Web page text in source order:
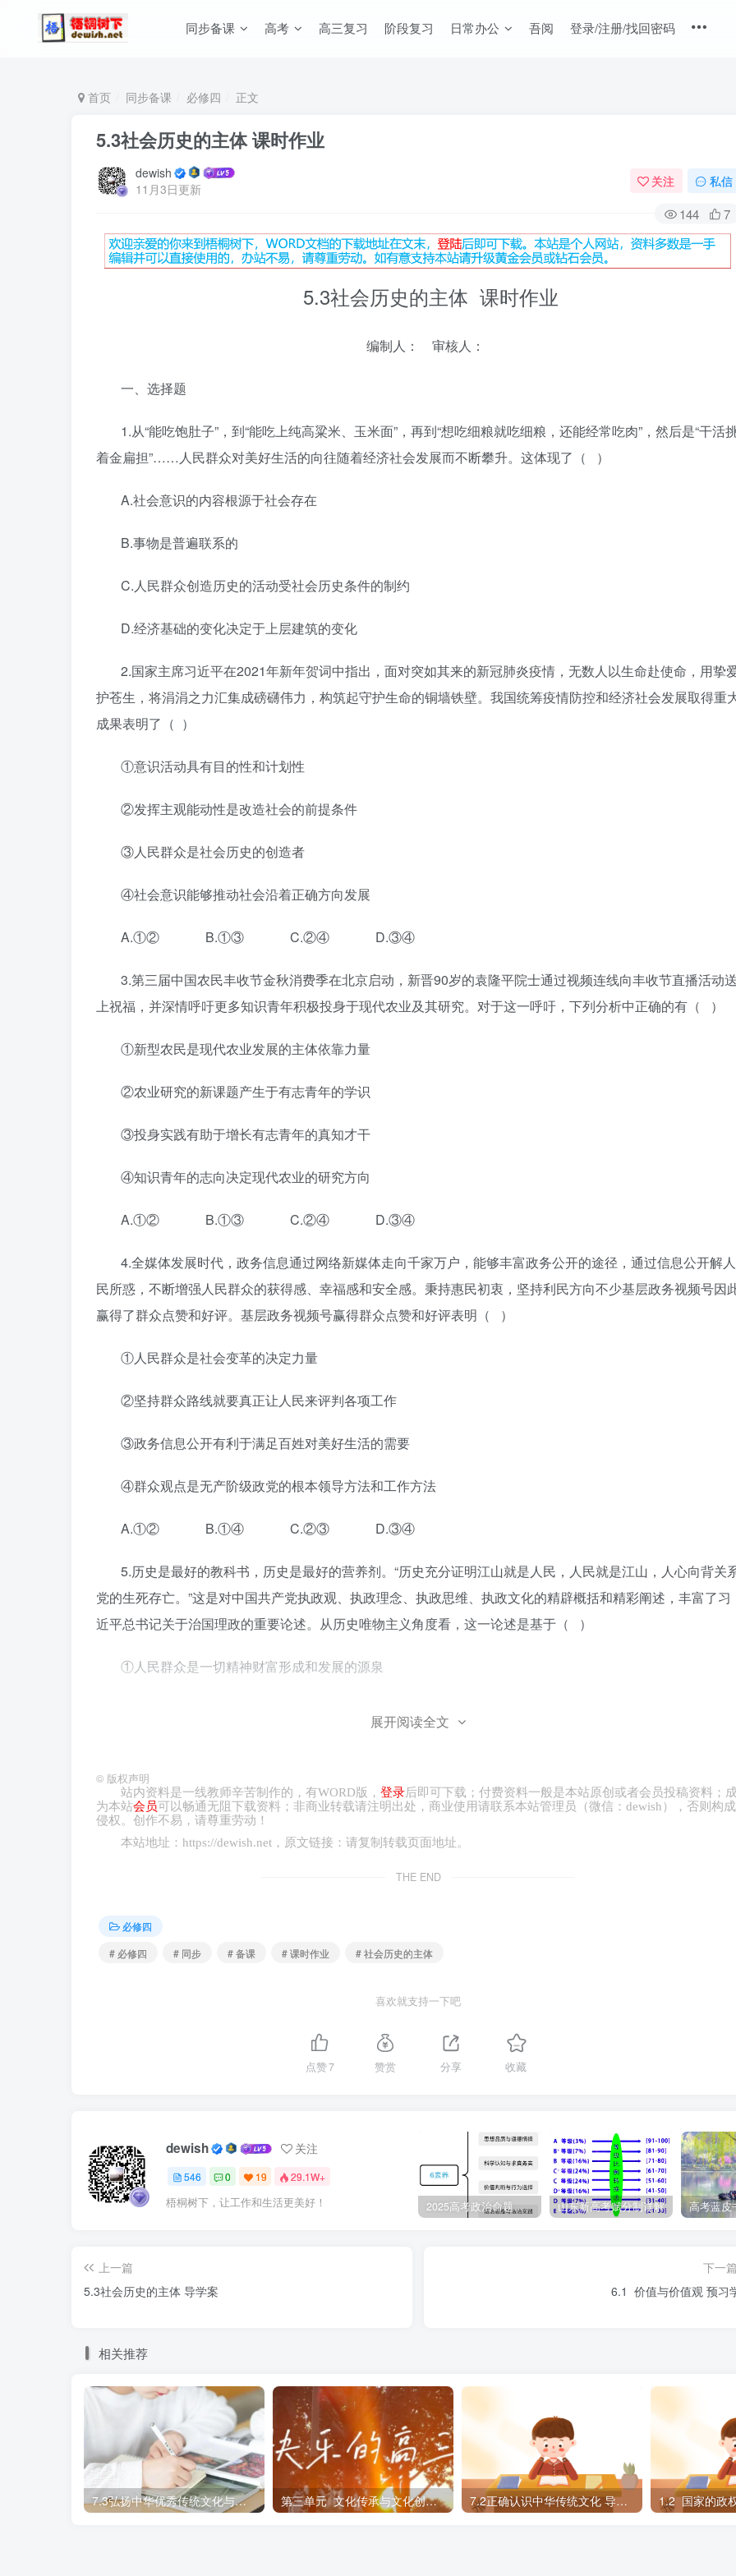
同步备课 高考 高三复习 阶段复习 日常办公 吾阅 登录/注册/找回密码
首页 同步备课 必修四 正文
5.3社会历史的主体 课时作业
dewish
11月3日更新
关注 私信
144 7
5.3社会历史的主体 课时作业
编制人： 审核人：
一、选择题
1.从“能吃饱肚子”，到“能吃上纯高粱米、玉米面”，再到“想吃细粮就吃细粮，还能经常吃肉”，然后是“干活
着金扁担”……人民群众对美好生活的向往随着经济社会发展而不断攀升。这体现了（ ）
A.社会意识的内容根源于社会存在
B.事物是普遍联系的
C.人民群众创造历史的活动受社会历史条件的制约
D.经济基础的变化决定于上层建筑的变化
2.国家主席习近平在2021年新年贺词中指出，面对突如其来的新冠肺炎疫情，无数人以生命赴使命，用挚
护苍生，将涓涓之力汇集成磅礴伟力，构筑起守护生命的铜墙铁壁。我国统筹疫情防控和经济社会发展取得重
成果表明了（ ）
①意识活动具有目的性和计划性
②发挥主观能动性是改造社会的前提条件
③人民群众是社会历史的创造者
④社会意识能够推动社会沿着正确方向发展
A.①② B.①③ C.②④ D.③④
3.第三届中国农民丰收节金秋消费季在北京启动，新晋90岁的袁隆平院士通过视频连线向丰收节直播活动
上祝福，并深情呼吁更多知识青年积极投身于现代农业及其研究。对于这一呼吁，下列分析中正确的有（ ）
①新型农民是现代农业发展的主体依靠力量
②农业研究的新课题产生于有志青年的学识
③投身实践有助于增长有志青年的真知才干
④知识青年的志向决定现代农业的研究方向
A.①② B.①③ C.②④ D.③④
4.全媒体发展时代，政务信息通过网络新媒体走向千家万户，能够丰富政务公开的途径，通过信息公开解人
民所惑，不断增强人民群众的获得感、幸福感和安全感。秉持惠民初衷，坚持利民方向不少基层政务视频号因
赢得了群众点赞和好评。基层政务视频号赢得群众点赞和好评表明（ ）
①人民群众是社会变革的决定力量
②坚持群众路线就要真正让人民来评判各项工作
③政务信息公开有利于满足百姓对美好生活的需要
④群众观点是无产阶级政党的根本领导方法和工作方法
A.①② B.①④ C.②③ D.③④
5.历史是最好的教科书，历史是最好的营养剂。“历史充分证明江山就是人民，人民就是江山，人心向背关
党的生死存亡。”这是对中国共产党执政观、执政理念、执政思维、执政文化的精辟概括和精彩阐述，丰富了习
近平总书记关于治国理政的重要论述。从历史唯物主义角度看，这一论述是基于（ ）
①人民群众是一切精神财富形成和发展的源泉
④人民群众是真正的英雄，具有无限的创造力
A.①② B.①④ C.②③ D.③④
6.2021年2月20日，习近平在党史学习教育动员大会上发表重要讲话强调我们党的历史就是一部践行党的初
①人民群众是社会历史的主体和创造者 ②人民群众是社会发展的领导力量
③人民群众是一切财富创造的源泉 ④人民是决定党和国家前途命运的根本力量
A.③④ B.②④ C.①④ D.①③
7.马克思主义最本质的东西、活的灵魂是（ ）
B.坚持群众观点和群众路线
C.具体问题具体分析
8.《国际军事合作工作条例》于2021年3月1日起施行，条例规定，坚持服务大局、积极作为、合作共赢，
下表述正确的有（ ）
①服务大局是因为要用局部的发展推动整体的发展
②积极作为是因为人都是社会历史的创造者
③合作共赢是因为矛盾双方具有同一性
④底线思维是因为要把握好事物本质的规定性
展开阅读全文
© 版权声明
站内资料是一线教师辛苦制作的，有WORD版， 登录后即可下载；付费资料一般是本站原创或者会员投稿资料；
为本站会员可以畅通无阻下载资料；非商业转载请注明出处，商业使用请联系本站管理员（微信： dewish ），否则构成
侵权。创作不易，请尊重劳动！
本站地址： https://dewish.net ，原文链接：请复制转载页面地址。
THE END
必修四
# 必修四
# 同步 # 备课 # 课时作业 # 社会历史的主体
喜欢就支持一下吧
点赞7 赞赏 分享 收藏
dewish 关注
546 0 19 29.1W+
梧桐树下，让工作和生活更美好！ 2025高考政治命题纲要解读 山东新高考赋分制详解
上一篇
5.3社会历史的主体 导学案
下一
6.1 价值与价值观 预习
相关推荐
7.3弘扬中华优秀传统文化与民族精神 导学案 第三单元 文化传承与文化创新-易错易混 7.2正确认识中华传统文化 导学案 1.2 国家的政